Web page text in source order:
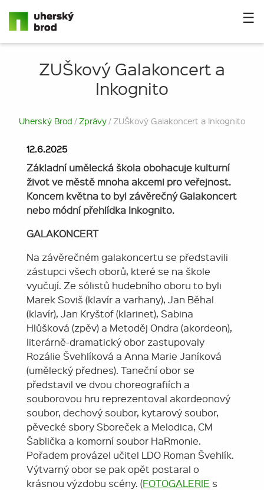
☰
ZUŠkový Galakoncert a
Inkognito
Uherský Brod /Zprávy / ZUŠkový Galakoncert a Inkognito
12.6.2025
Základní umělecká škola obohacuje kulturní
život ve městě mnoha akcemi pro veřejnost.
Koncem května to byl závěrečný Galakoncert
nebo módní přehlídka Inkognito.
GALAKONCERT
Na závěrečném galakoncertu se představili
zástupci všech oborů, které se na škole
vyučují. Ze sólistů hudebního oboru to byli
Marek Soviš (klavír a varhany), Jan Běhal
(klavír), Jan Kryštof (klarinet), Sabina
Hlůšková (zpěv) a Metoděj Ondra (akordeon),
literárně-dramatický obor zastupovaly
Rozálie Švehlíková a Anna Marie Janíková
(umělecký přednes). Taneční obor se
představil ve dvou choreografiích a
souborovou hru reprezentoval akordeonový
soubor, dechový soubor, kytarový soubor,
pěvecké sbory Sboreček a Melodica, CM
Šablička a komorní soubor HaRmonie.
Pořadem provázel učitel LDO Roman Švehlík.
Výtvarný obor se pak opět postaral o
krásnou výzdobu scény. (FOTOGALERIE s